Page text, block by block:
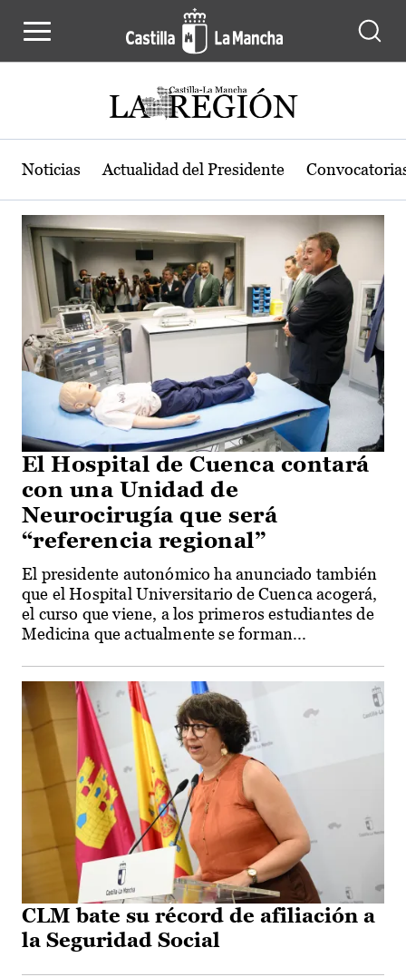
Actualidad de la región de Castilla-
Noticias Actualidad del Presidente
El Hospital de Cuenca contará
con una Unidad de
Neurocirugía que será
“referencia regional”
El presidente autonómico ha anunciado también
que el Hospital Universitario de Cuenca acogerá,
el curso que viene, a los primeros estudiantes de
Medicina que actualmente se forman...
CLM bate su récord de afiliación a
la Seguridad Social